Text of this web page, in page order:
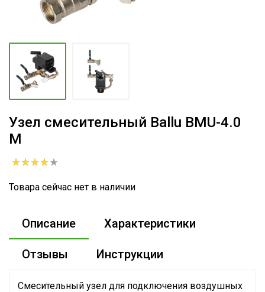
Узел смесительный Ballu BMU-4.0
M
Товара сейчас нет в наличии
Описание Характеристики
Отзывы Инструкции
Смесительный узел для подключения воздушных